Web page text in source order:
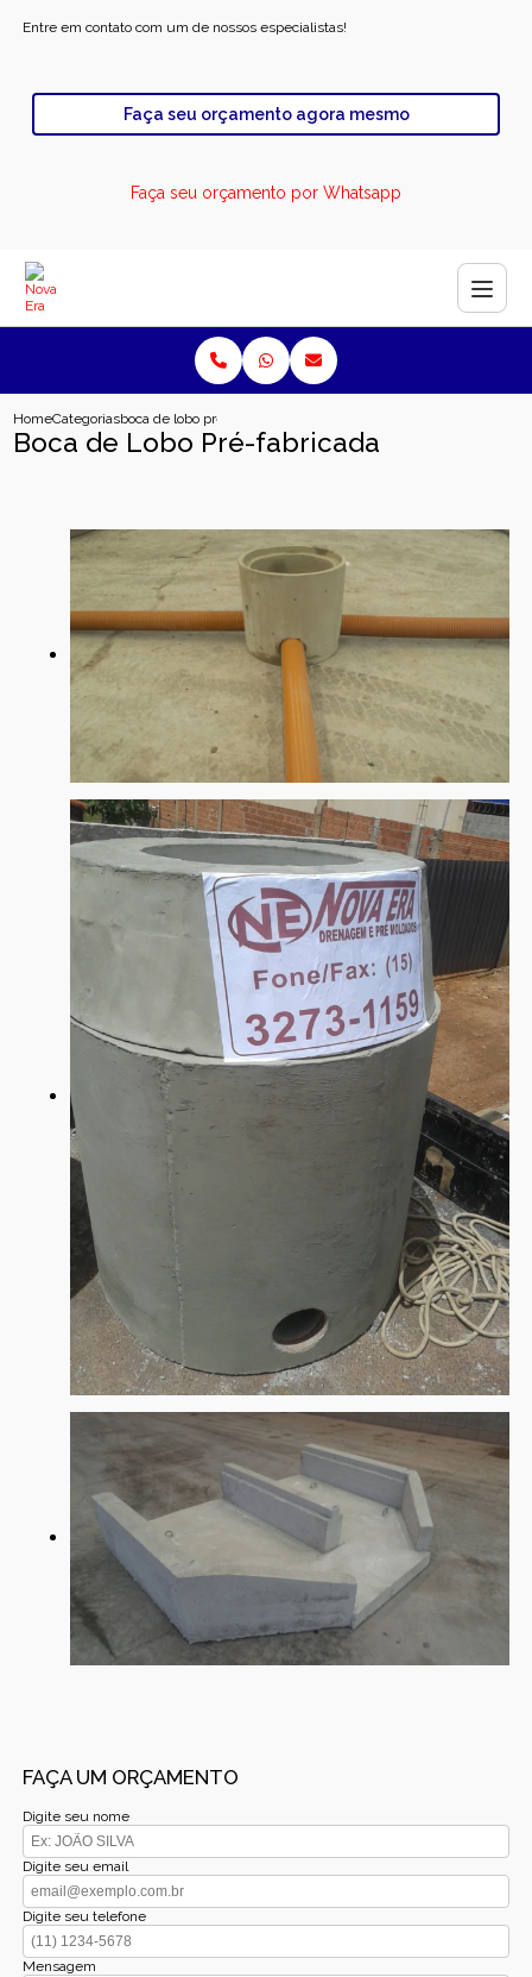
Entre em contato com um de nossos especialistas!
Faça seu orçamento agora mesmo
Faça seu orçamento por Whatsapp
HomeCategoriasboca de lobo pre fabricada
Boca de Lobo Pré-fabricada
FAÇA UM ORÇAMENTO
Digite seu nome
Digite seu email
Digite seu telefone
Mensagem